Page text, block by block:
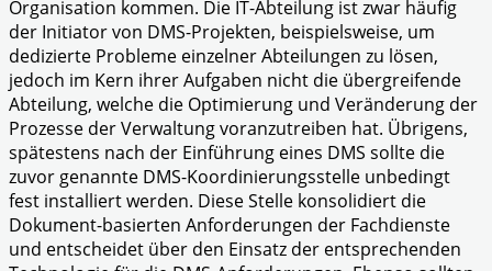
Organisation kommen. Die IT-Abteilung ist zwar häufig
der Initiator von DMS-Projekten, beispielsweise, um
dedizierte Probleme einzelner Abteilungen zu lösen,
jedoch im Kern ihrer Aufgaben nicht die übergreifende
Abteilung, welche die Optimierung und Veränderung der
Prozesse der Verwaltung voranzutreiben hat. Übrigens,
spätestens nach der Einführung eines DMS sollte die
zuvor genannte DMS-Koordinierungsstelle unbedingt
fest installiert werden. Diese Stelle konsolidiert die
Dokument-basierten Anforderungen der Fachdienste
und entscheidet über den Einsatz der entsprechenden